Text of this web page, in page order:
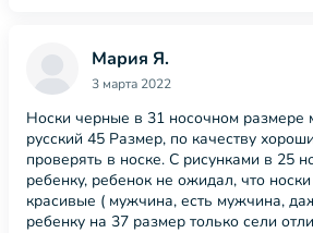
Мария Я.
3 марта 2022
Носки черные в 31 носочном размере
русский 45 Размер, по качеству
проверять в носке. С рисунками в 25
ребенку, ребенок не ожидал, что
красивые ( мужчина, есть мужчина,
ребенку на 37 размер только сели